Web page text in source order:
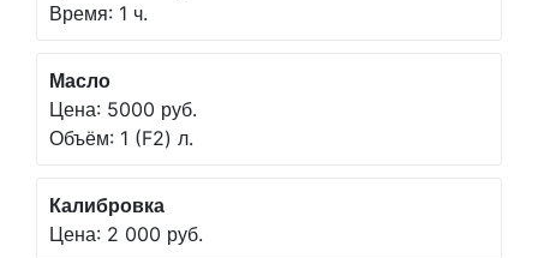
Время: 1 ч.
Масло
Цена: 5000 руб.
Объём: 1 (F2) л.
Калибровка
Цена: 2 000 руб.